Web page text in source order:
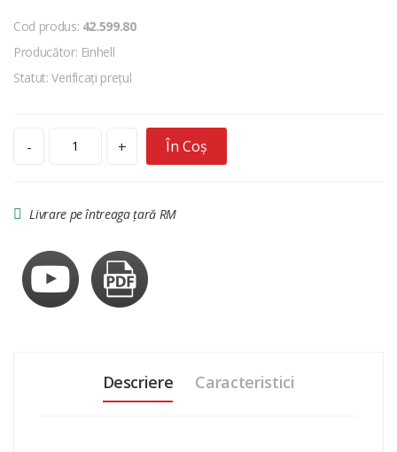
Cod produs: 42.599.80
Producător: Einhell
Statut: Verificați prețul
- + În Coș
Livrare pe întreaga țară RM
Descriere Caracteristici